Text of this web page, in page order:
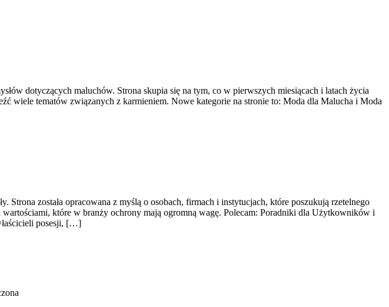
dotyczących maluchów. Strona skupia się na tym, co w pierwszych miesiącach i latach życia
wiele tematów związanych z karmieniem. Nowe kategorie na stronie to: Moda dla Malucha i Moda
Strona została opracowana z myślą o osobach, firmach i instytucjach, które poszukują rzetelnego
które w branży ochrony mają ogromną wagę. Polecam: Poradniki dla Użytkowników i
posesji, […]